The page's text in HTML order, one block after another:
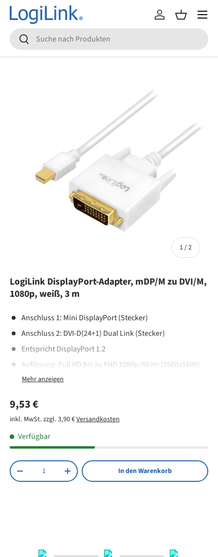
Direkt zum Inhalt
Suchen
Suchen
Einloggen
Menü
1/von
2
LogiLink DisplayPort-Adapter, mDP/M zu DVI/M,
1080p, weiß, 3 m
Anschluss 1: Mini DisplayPort (Stecker)
Anschluss 2: DVI-D(24+1) Dual Link (Stecker)
Entspricht DisplayPort 1.2
Auflösung: Full HD bis zu FHD 1080p/60 Hz (2560x1600)
Datenrate: Bis zu 7,92 GBit/s
2x geschirmt
Normaler Preis
9,53 €
inkl. MwSt. zzgl. 3,90 €Versandkosten
Verfügbar
Anzahl
Menge verringernMenge erhöhen In den Warenkorb